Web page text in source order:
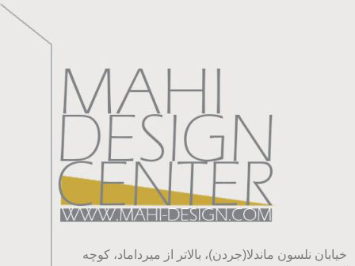
خیابان نلسون ماندلا(جردن)، بالاتر از میرداماد، کوچه